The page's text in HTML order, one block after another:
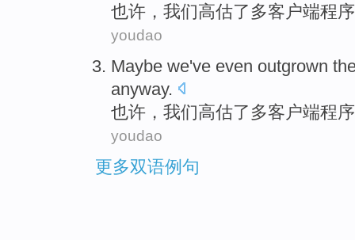
也许 ， 我们高估了多客户端程序
youdao
Maybe we've even outgrown
anyway.
也许 ， 我们高估了 多客户端程序
youdao
更多双语例句